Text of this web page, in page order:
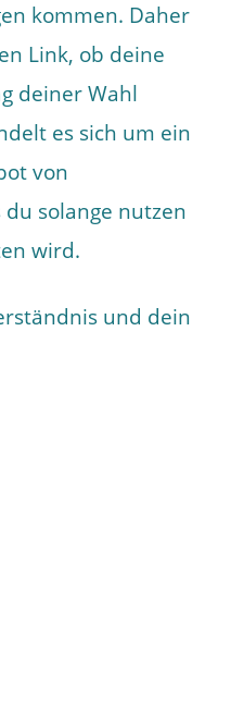
kommen. Daher
Link, ob deine
deiner Wahl
es sich um ein
von
solange nutzen
wird.
und dein